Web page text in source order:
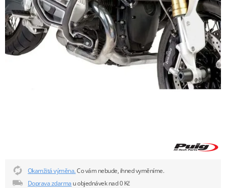
Okamžitá výměna.Co vám nebude, ihned vyměníme.
Doprava zdarma u objednávek nad 0 Kč